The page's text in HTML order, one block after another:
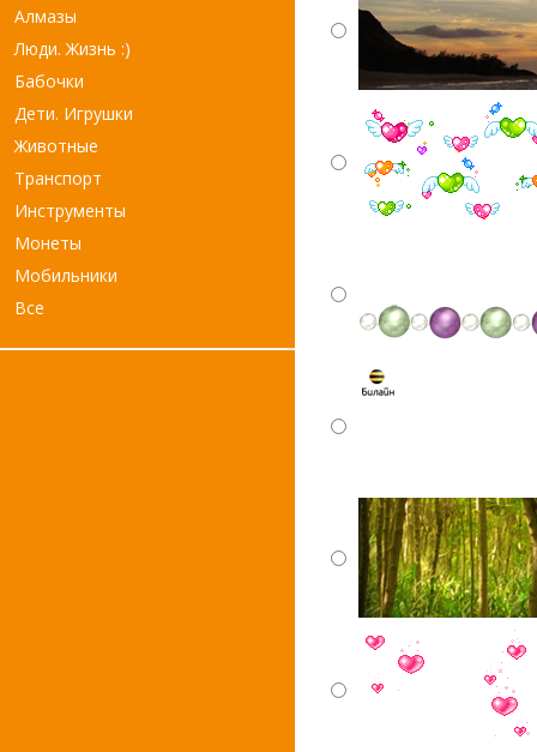
Алмазы
Люди. Жизнь :)
Бабочки
Дети. Игрушки
Животные
Транспорт
Инструменты
Монеты
Мобильники
Все